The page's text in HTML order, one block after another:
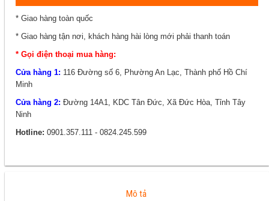
* Giao hàng toàn quốc
* Giao hàng tận nơi, khách hàng hài lòng mới phải thanh toán
* Gọi điện thoại mua hàng:
Cửa hàng 1: 116 Đường số 6, Phường An Lạc, Thành phố Hồ Chí
Minh
Cửa hàng 2: Đường 14A1, KDC Tân Đức, Xã Đức Hòa, Tỉnh Tây
Ninh
Hotline: 0901.357.111 - 0824.245.599
Mô tả